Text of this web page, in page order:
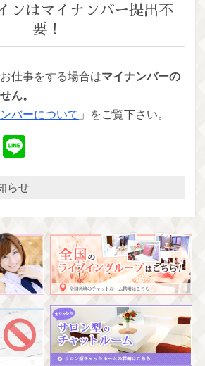
ンはマイナンバー提出不
要！
仕事をする場合はマイナンバーの
ん。
バーについて 」をご覧下さい。
Hatena
らせ